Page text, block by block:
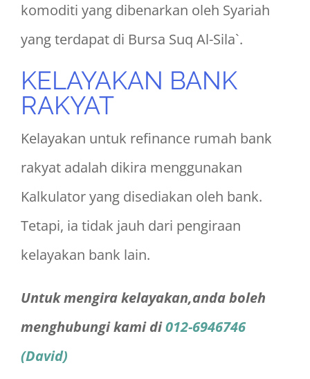
komoditi yang dibenarkan oleh Syariah
yang terdapat di Bursa Suq Al-Sila`.
KELAYAKAN BANK
RAKYAT
Kelayakan untuk refinance rumah bank
rakyat adalah dikira menggunakan
Kalkulator yang disediakan oleh bank.
Tetapi, ia tidak jauh dari pengiraan
kelayakan bank lain.
Untuk mengira kelayakan,anda boleh
menghubungi kami di012-6946746
(David)